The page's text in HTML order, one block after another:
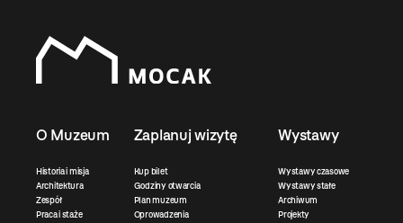
O Muzeum
Historia i misja
Architektura
Zespół
Praca i staże
Zaplanuj wizytę
Kup bilet
Godziny otwarcia
Plan muzeum
Oprowadzenia
Wystawy
Wystawy czasowe
Wystawy stałe
Archiwum
Projekty